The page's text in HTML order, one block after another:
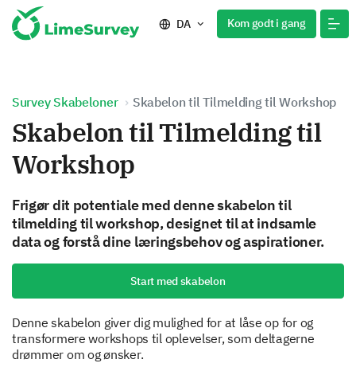
DA Kom godt i gang
Survey Skabeloner Skabelon til Tilmelding til Workshop
Skabelon til Tilmelding til
Workshop
Frigør dit potentiale med denne skabelon til
tilmelding til workshop, designet til at indsamle
data og forstå dine læringsbehov og aspirationer.
Start med skabelon
Denne skabelon giver dig mulighed for at låse op for og
transformere workshops til oplevelser, som deltagerne
drømmer om og ønsker.